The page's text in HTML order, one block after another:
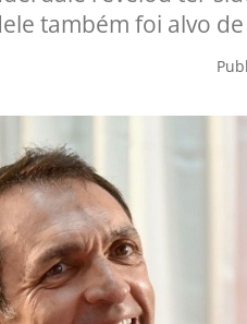
também foi alvo